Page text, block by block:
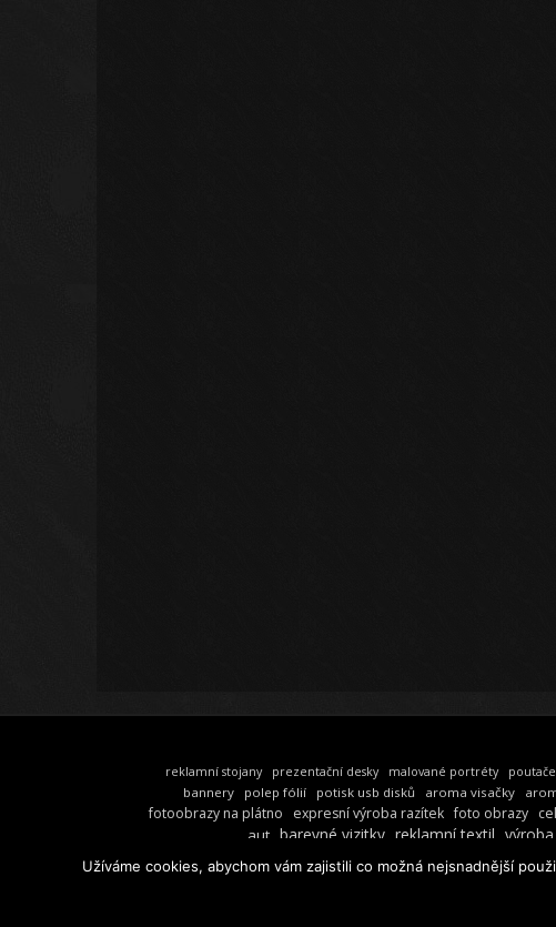
reklamní stojany prezentační desky malované portréty poutače
bannery
polep fólií potisk usb disků aroma visačky
fotoobrazy na plátno
expresní výroba razítek foto obrazy
aut barevné vizitky reklamní textil
©
Užíváme cookies, abychom vám zajistili co možná nejsnadnější